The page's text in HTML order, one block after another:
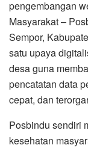
pengembangan
Masyarakat –
Sempor,
satu upaya
desa guna
pencatatan data
cepat, dan
Posbindu sendiri
kesehatan